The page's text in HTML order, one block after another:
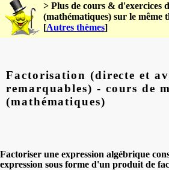
> Plus de cours & d'exercices
(mathématiques) sur le même
[Autres thèmes]
Factorisation (directe et
remarquables) - cours de
(mathématiques)
Factoriser une expression algébrique
expression sous forme d'un produit de